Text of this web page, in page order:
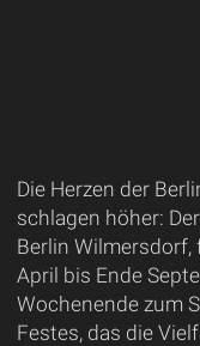
Die Herzen der
schlagen höher:
Berlin Wilmersdorf,
April bis Ende
Wochenende zum
Festes, das die